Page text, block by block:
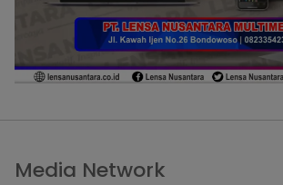
Media Network